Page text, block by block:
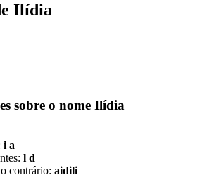
Ilídia
sobre o nome Ilídia
i a
l d
contrário: aidili